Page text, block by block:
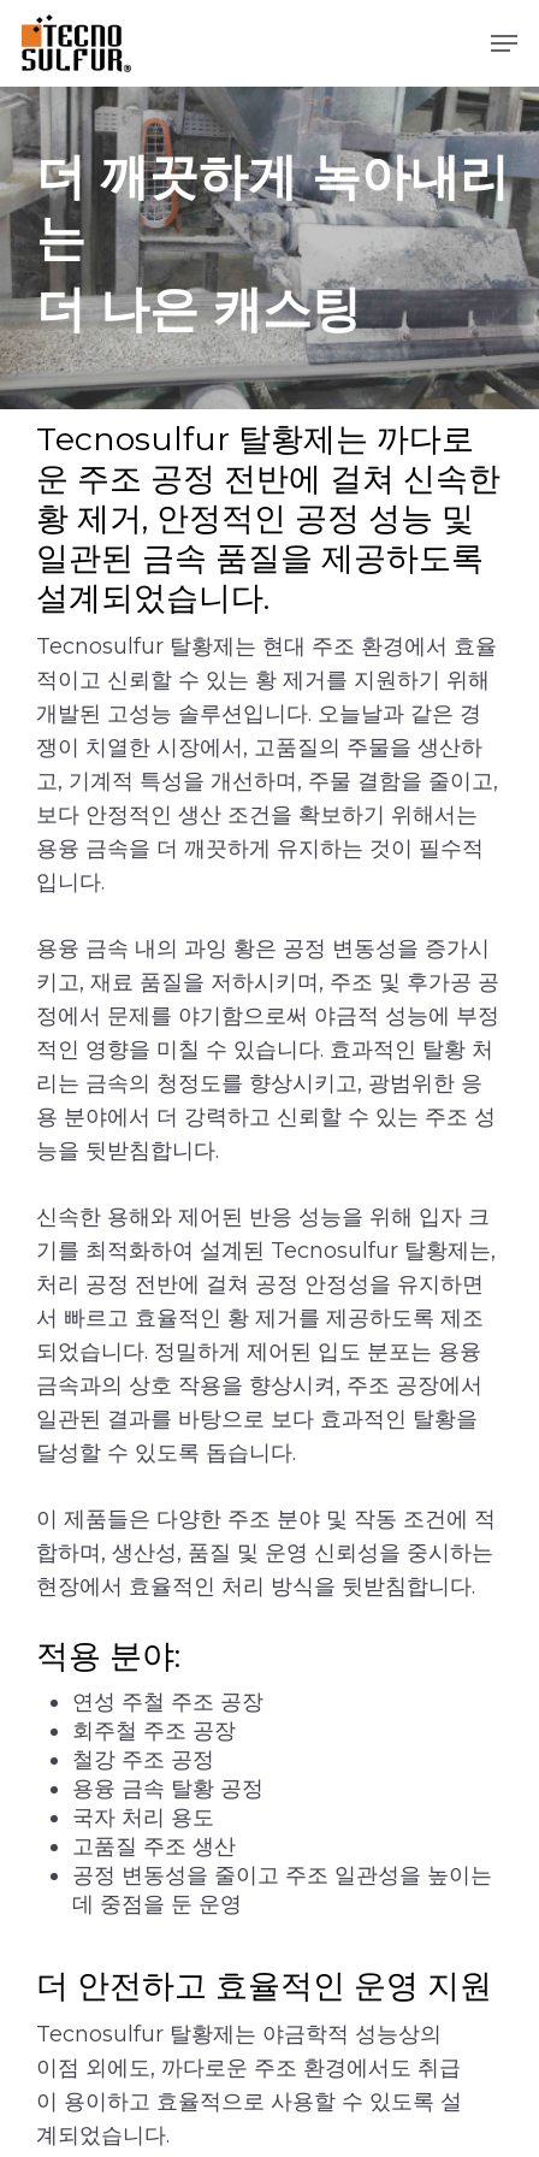
로
너
뛰
기
메뉴
더 깨끗하게 녹아내리
는
더 나은 캐스팅
Tecnosulfur 탈황제는 까다로
운 주조 공정 전반에 걸쳐 신속한
황 제거, 안정적인 공정 성능 및
일관된 금속 품질을 제공하도록
설계되었습니다.
Tecnosulfur 탈황제는 현대 주조 환경에서 효율
적이고 신뢰할 수 있는 황 제거를 지원하기 위해
개발된 고성능 솔루션입니다. 오늘날과 같은 경
쟁이 치열한 시장에서, 고품질의 주물을 생산하
고, 기계적 특성을 개선하며, 주물 결함을 줄이고,
보다 안정적인 생산 조건을 확보하기 위해서는
용융 금속을 더 깨끗하게 유지하는 것이 필수적
입니다.
용융 금속 내의 과잉 황은 공정 변동성을 증가시
키고, 재료 품질을 저하시키며, 주조 및 후가공 공
정에서 문제를 야기함으로써 야금적 성능에 부정
적인 영향을 미칠 수 있습니다. 효과적인 탈황 처
리는 금속의 청정도를 향상시키고, 광범위한 응
용 분야에서 더 강력하고 신뢰할 수 있는 주조 성
능을 뒷받침합니다.
신속한 용해와 제어된 반응 성능을 위해 입자 크
기를 최적화하여 설계된 Tecnosulfur 탈황제는,
처리 공정 전반에 걸쳐 공정 안정성을 유지하면
서 빠르고 효율적인 황 제거를 제공하도록 제조
되었습니다. 정밀하게 제어된 입도 분포는 용융
금속과의 상호 작용을 향상시켜, 주조 공장에서
일관된 결과를 바탕으로 보다 효과적인 탈황을
달성할 수 있도록 돕습니다.
이 제품들은 다양한 주조 분야 및 작동 조건에 적
합하며, 생산성, 품질 및 운영 신뢰성을 중시하는
현장에서 효율적인 처리 방식을 뒷받침합니다.
적용 분야:
연성 주철 주조 공장
회주철 주조 공장
철강 주조 공정
용융 금속 탈황 공정
국자 처리 용도
고품질 주조 생산
공정 변동성을 줄이고 주조 일관성을 높이는
데 중점을 둔 운영
더 안전하고 효율적인 운영 지원
Tecnosulfur 탈황제는 야금학적 성능상의
이점 외에도, 까다로운 주조 환경에서도 취급
이 용이하고 효율적으로 사용할 수 있도록 설
계되었습니다.